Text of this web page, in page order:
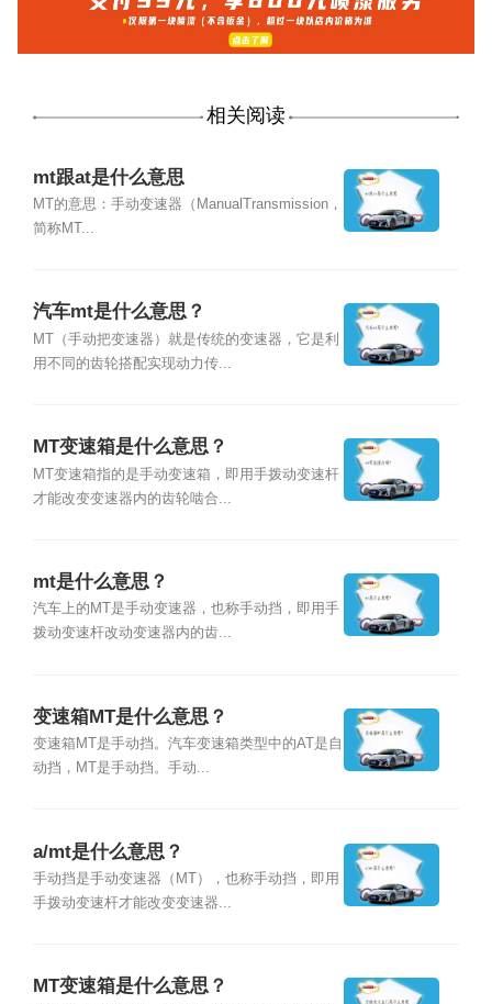
相关阅读
mt跟at是什么意思
MT的意思：手动变速器（ManualTransmission，
简称MT...
汽车mt是什么意思？
MT（手动把变速器）就是传统的变速器，它是利
用不同的齿轮搭配实现动力传...
MT变速箱是什么意思？
MT变速箱指的是手动变速箱，即用手拨动变速杆
才能改变变速器内的齿轮啮合...
mt是什么意思？
汽车上的MT是手动变速器，也称手动挡，即用手
拨动变速杆改动变速器内的齿...
变速箱MT是什么意思？
变速箱MT是手动挡。汽车变速箱类型中的AT是自
动挡，MT是手动挡。手动...
a/mt是什么意思？
手动挡是手动变速器（MT），也称手动挡，即用
手拨动变速杆才能改变变速器...
MT变速箱是什么意思？